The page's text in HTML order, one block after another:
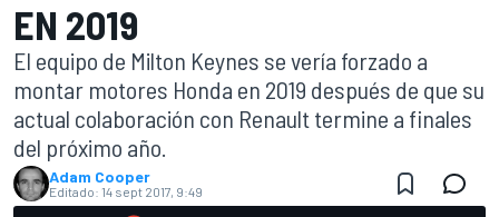
EN 2019
El equipo de Milton Keynes se vería forzado a
montar motores Honda en 2019 después de que su
actual colaboración con Renault termine a finales
del próximo año.
Adam Cooper
Editado: 14 sept 2017, 9:49